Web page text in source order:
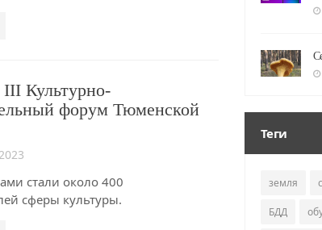
Культурно-
форум Тюменской
стали около 400
сферы культуры.
Теги
земля
БДД